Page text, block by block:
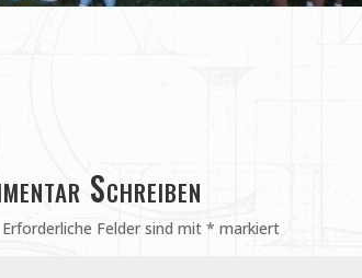
Schreiben
Erforderliche Felder sind mit* markiert